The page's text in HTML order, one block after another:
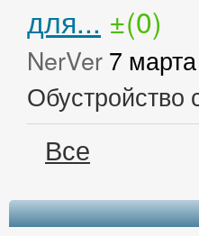
для... ±(0)
NerVer 7
Обустройство
Все